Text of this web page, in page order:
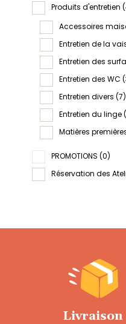
Produits d'entretien
Accessoires
Entretien de la
Entretien des
Entretien des WC
Entretien divers (7)
Entretien du linge
Matières
PROMOTIONS (0)
Réservation des
Livraison